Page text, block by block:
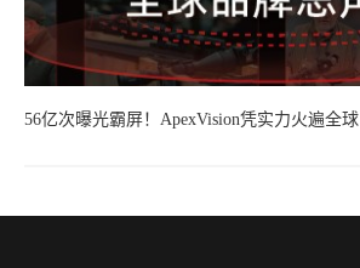
56亿次曝光霸屏！ApexVision凭实力火遍全球